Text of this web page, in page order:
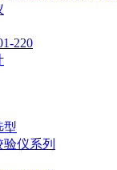
220
型
仪系列